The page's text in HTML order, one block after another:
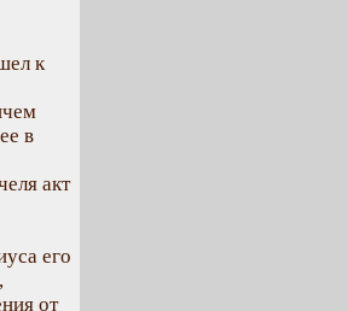
к
в
акт
его
от